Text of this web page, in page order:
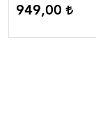
949,00